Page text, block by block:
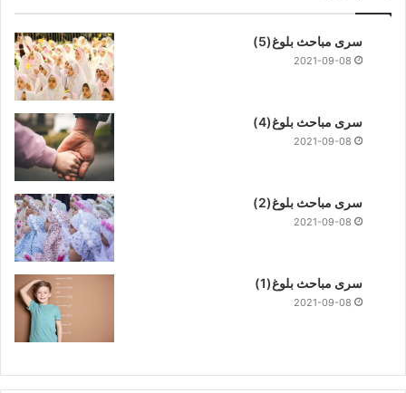
سری مباحث بلوغ(5)
2021-09-08
سری مباحث بلوغ(4)
2021-09-08
سری مباحث بلوغ(2)
2021-09-08
سری مباحث بلوغ(1)
2021-09-08